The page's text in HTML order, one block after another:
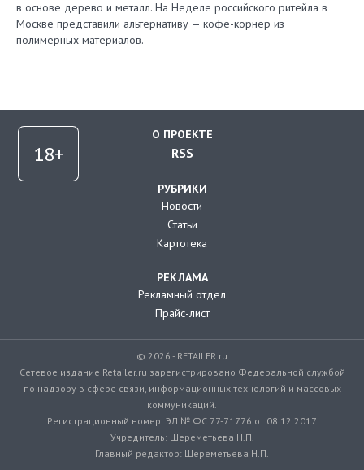
в основе дерево и металл. На Неделе российского ритейла в
Москве представили альтернативу — кофе-корнер из
полимерных материалов.
О ПРОЕКТЕ
RSS
РУБРИКИ
Новости
Статьи
Картотека
РЕКЛАМА
Рекламный отдел
Прайс-лист
© 2026 - RETAILER.ru
Сетевое издание Retailer.ru зарегистрировано Федеральной службой
по надзору в сфере связи, информационных технологий и массовых
коммуникаций.
Регистрационный номер: ЭЛ № ФС 77-71776 от 08.12.2017
Учредитель: Шереметьева Н.П.
Главный редактор: Шереметьева Н.П.